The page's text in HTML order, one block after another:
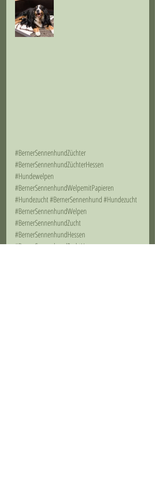
#BernerSennenhundZüchter
#BernerSennenhundZüchterHessen
#Hundewelpen
#BernerSennenhundWelpemitPapieren
#Hundezucht#BernerSennenhund#Hundezucht
#BernerSennenhundWelpen
#BernerSennenhundZucht
#BernerSennenhundHessen
#BernerSennenhundZuchtHessen